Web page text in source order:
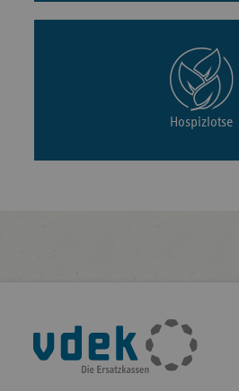
Hospizlotse
Fußleisten-
Navigation